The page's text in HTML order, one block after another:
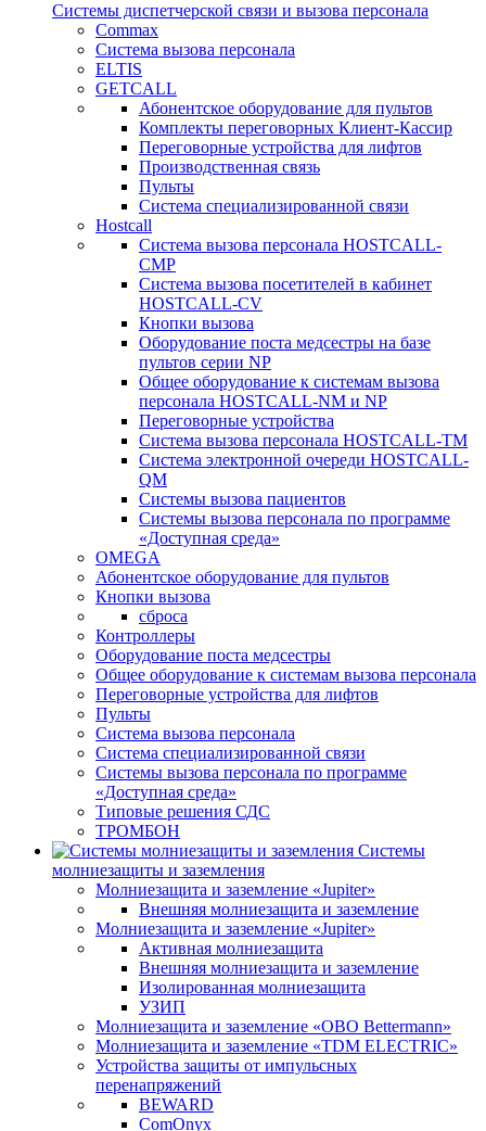
Системы диспетчерской связи и вызова персонала
Commax
Cистема вызова персонала
ELTIS
GETCALL
Абонентское оборудование для пультов
Комплекты переговорных Клиент-Кассир
Переговорные устройства для лифтов
Производственная связь
Пульты
Система специализированной связи
Hostcall
Cистема вызова персонала HOSTCALL-
CMP
Cистема вызова посетителей в кабинет
HOSTCALL-CV
Кнопки вызова
Оборудование поста медсестры на базе
пультов серии NP
Общее оборудование к системам вызова
персонала HOSTCALL-NM и NP
Переговорные устройства
Система вызова персонала HOSTCALL-TM
Система электронной очереди HOSTCALL-
QM
Системы вызова пациентов
Системы вызова персонала по программе
«Доступная среда»
OMEGA
Абонентское оборудование для пультов
Кнопки вызова
сброса
Контроллеры
Оборудование поста медсестры
Общее оборудование к системам вызова персонала
Переговорные устройства для лифтов
Пульты
Система вызова персонала
Система специализированной связи
Системы вызова персонала по программе
«Доступная среда»
Типовые решения СДС
ТРОМБОН
Системы
молниезащиты и заземления
Молниезащита и заземление «Jupiter»
Внешняя молниезащита и заземление
Молниезащита и заземление «Jupiter»
Активная молниезащита
Внешняя молниезащита и заземление
Изолированная молниезащита
УЗИП
Молниезащита и заземление «OBO Bettermann»
Молниезащита и заземление «TDM ЕLECTRIC»
Устройства защиты от импульсных
перенапряжений
BEWARD
ComOnyx